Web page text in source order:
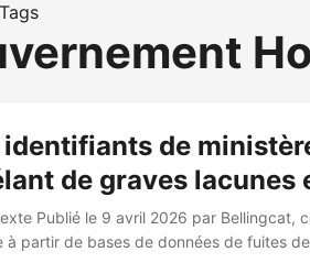
Tags
de
de graves lacunes
Publié le 9 avril 2026 par Bellingcat,
à partir de bases de données de fuites